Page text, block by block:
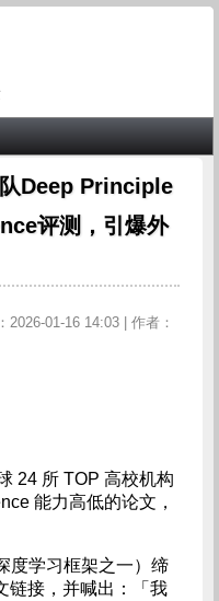
Deep Principle
评测，引爆外
2026-01-16 14:03 | 作者：
24 所 TOP 高校机构
能力高低的论文，
度学习框架之一）缔
链接，并喊出：「我